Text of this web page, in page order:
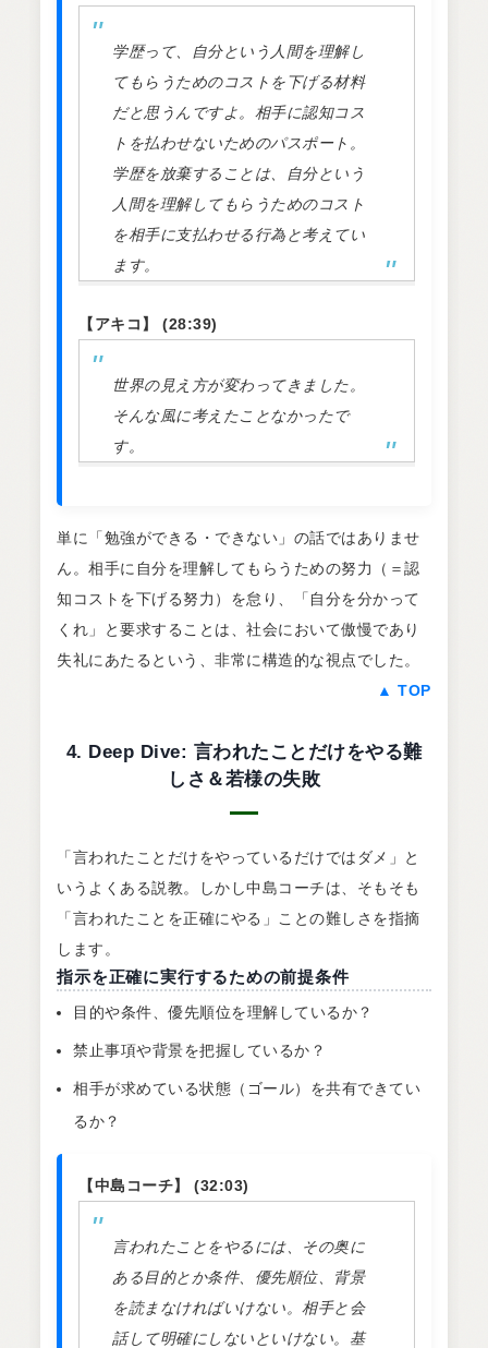
学歴って、自分という人間を理解し
てもらうためのコストを下げる材料
だと思うんですよ。相手に認知コス
トを払わせないためのパスポート。
学歴を放棄することは、自分という
人間を理解してもらうためのコスト
を相手に支払わせる行為と考えてい
ます。
【アキコ】 (28:39)
世界の見え方が変わってきました。
そんな風に考えたことなかったで
す。
単に「勉強ができる・できない」の話ではありませ
ん。相手に自分を理解してもらうための努力（＝認
知コストを下げる努力）を怠り、「自分を分かって
くれ」と要求することは、社会において傲慢であり
失礼にあたるという、非常に構造的な視点でした。
▲ TOP
4. Deep Dive: 言われたことだけをやる難
しさ＆若様の失敗
「言われたことだけをやっているだけではダメ」と
いうよくある説教。しかし中島コーチは、そもそも
「言われたことを正確にやる」ことの難しさを指摘
します。
指示を正確に実行するための前提条件
目的や条件、優先順位を理解しているか？
禁止事項や背景を把握しているか？
相手が求めている状態（ゴール）を共有できてい
るか？
【中島コーチ】 (32:03)
言われたことをやるには、その奥に
ある目的とか条件、優先順位、背景
を読まなければいけない。相手と会
話して明確にしないといけない。基